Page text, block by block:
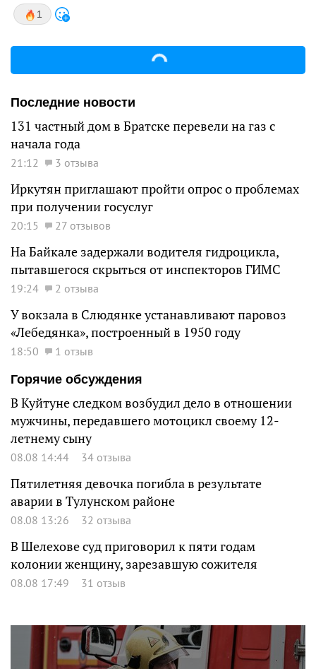
1
Последние новости
131 частный дом в Братске перевели на газ с
начала года
21:12 3 отзыва
Иркутян приглашают пройти опрос о проблемах
при получении госуслуг
20:15 27 отзывов
На Байкале задержали водителя гидроцикла,
пытавшегося скрыться от инспекторов ГИМС
19:24 2 отзыва
У вокзала в Слюдянке устанавливают паровоз
«Лебедянка», построенный в 1950 году
18:50
1 отзыв
Горячие обсуждения
В Куйтуне следком возбудил дело в отношении
мужчины, передавшего мотоцикл своему 12-
летнему сыну
08.08 14:44 34 отзыва
Пятилетняя девочка погибла в результате
аварии в Тулунском районе
08.08 13:26 32 отзыва
В Шелехове суд приговорил к пяти годам
колонии женщину, зарезавшую сожителя
08.08 17:49 31 отзыв